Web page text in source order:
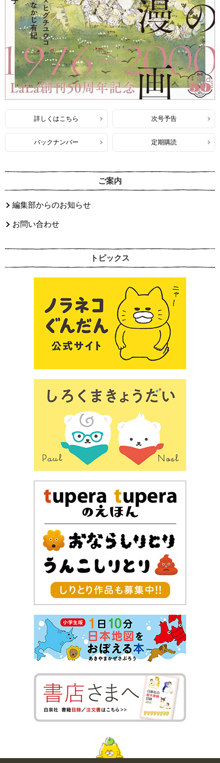
詳しくはこちら 次号予告
バックナンバー 定期購読
ご案内
編集部からのお知らせ
お問い合わせ
トピックス